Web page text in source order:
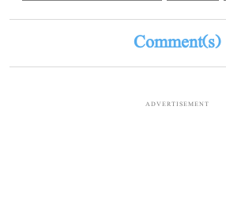
Comment(s)
ADVERTISEMENT